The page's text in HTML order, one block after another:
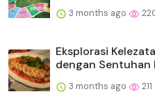
3 months ago
Eksplorasi
dengan Sentuhan
3 months ago 211